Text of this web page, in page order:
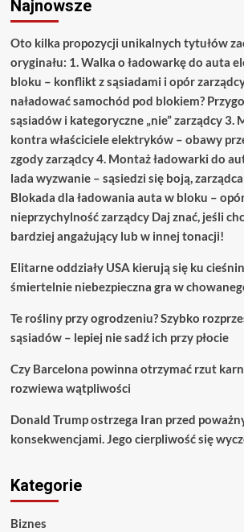
Najnowsze
Oto kilka propozycji unikalnych tytułów
oryginału: 1. Walka o ładowarkę do auta
bloku – konflikt z sąsiadami i opór
naładować samochód pod blokiem?
sąsiadów i kategoryczne „nie” zarządcy 3.
kontra właściciele elektryków – obawy
zgody zarządcy 4. Montaż ładowarki do
lada wyzwanie – sąsiedzi się boją,
Blokada dla ładowania auta w bloku –
nieprzychylność zarządcy Daj znać, jeśli
bardziej angażujący lub w innej tonacji!
Elitarne oddziały USA kierują się ku
śmiertelnie niebezpieczna gra w
Te rośliny przy ogrodzeniu? Szybko
sąsiadów – lepiej nie sadź ich przy płocie
Czy Barcelona powinna otrzymać rzut
rozwiewa wątpliwości
Donald Trump ostrzega Iran przed
konsekwencjami. Jego cierpliwość się
Kategorie
Biznes